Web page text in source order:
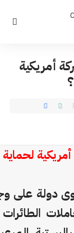
أمريكية
دولة على
الطائرات